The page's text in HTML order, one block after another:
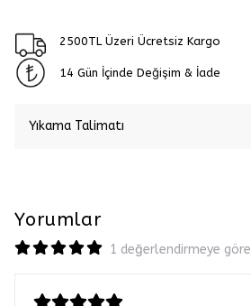
2500TL Üzeri Ücretsiz Kargo
14 Gün İçinde Değişim & İade
Yıkama Talimatı
Yorumlar
1 değerlendirmeye göre